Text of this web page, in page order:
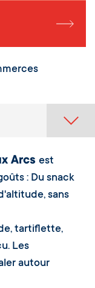
Arcs est
: Du snack
sans
tartiflette,
Les
autour